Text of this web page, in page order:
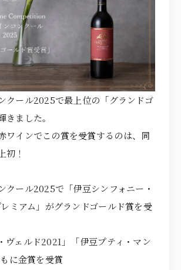
FAIR相談会
& PHOTO PLAN
プラン
カップルレポート
クール2025で最上位の「グランドゴ
きました。
ワインでこの賞を受賞するのは、同
初！
クール2025で「伊豆シンフォニー・
ミアム」がグランドゴールド賞を受
ヴェルド2021」「伊豆プティ・マン
に金賞を受賞